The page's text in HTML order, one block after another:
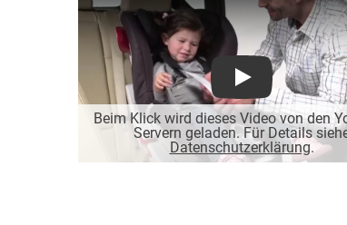
Beim Klick wird dieses Video von den
Servern geladen. Für Details
Datenschutzerklärung.
Play